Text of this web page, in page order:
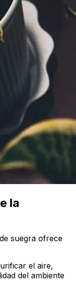
la
suegra ofrece
el aire,
del ambiente